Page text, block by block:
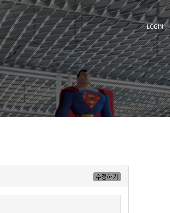
LOGIN
수정하기